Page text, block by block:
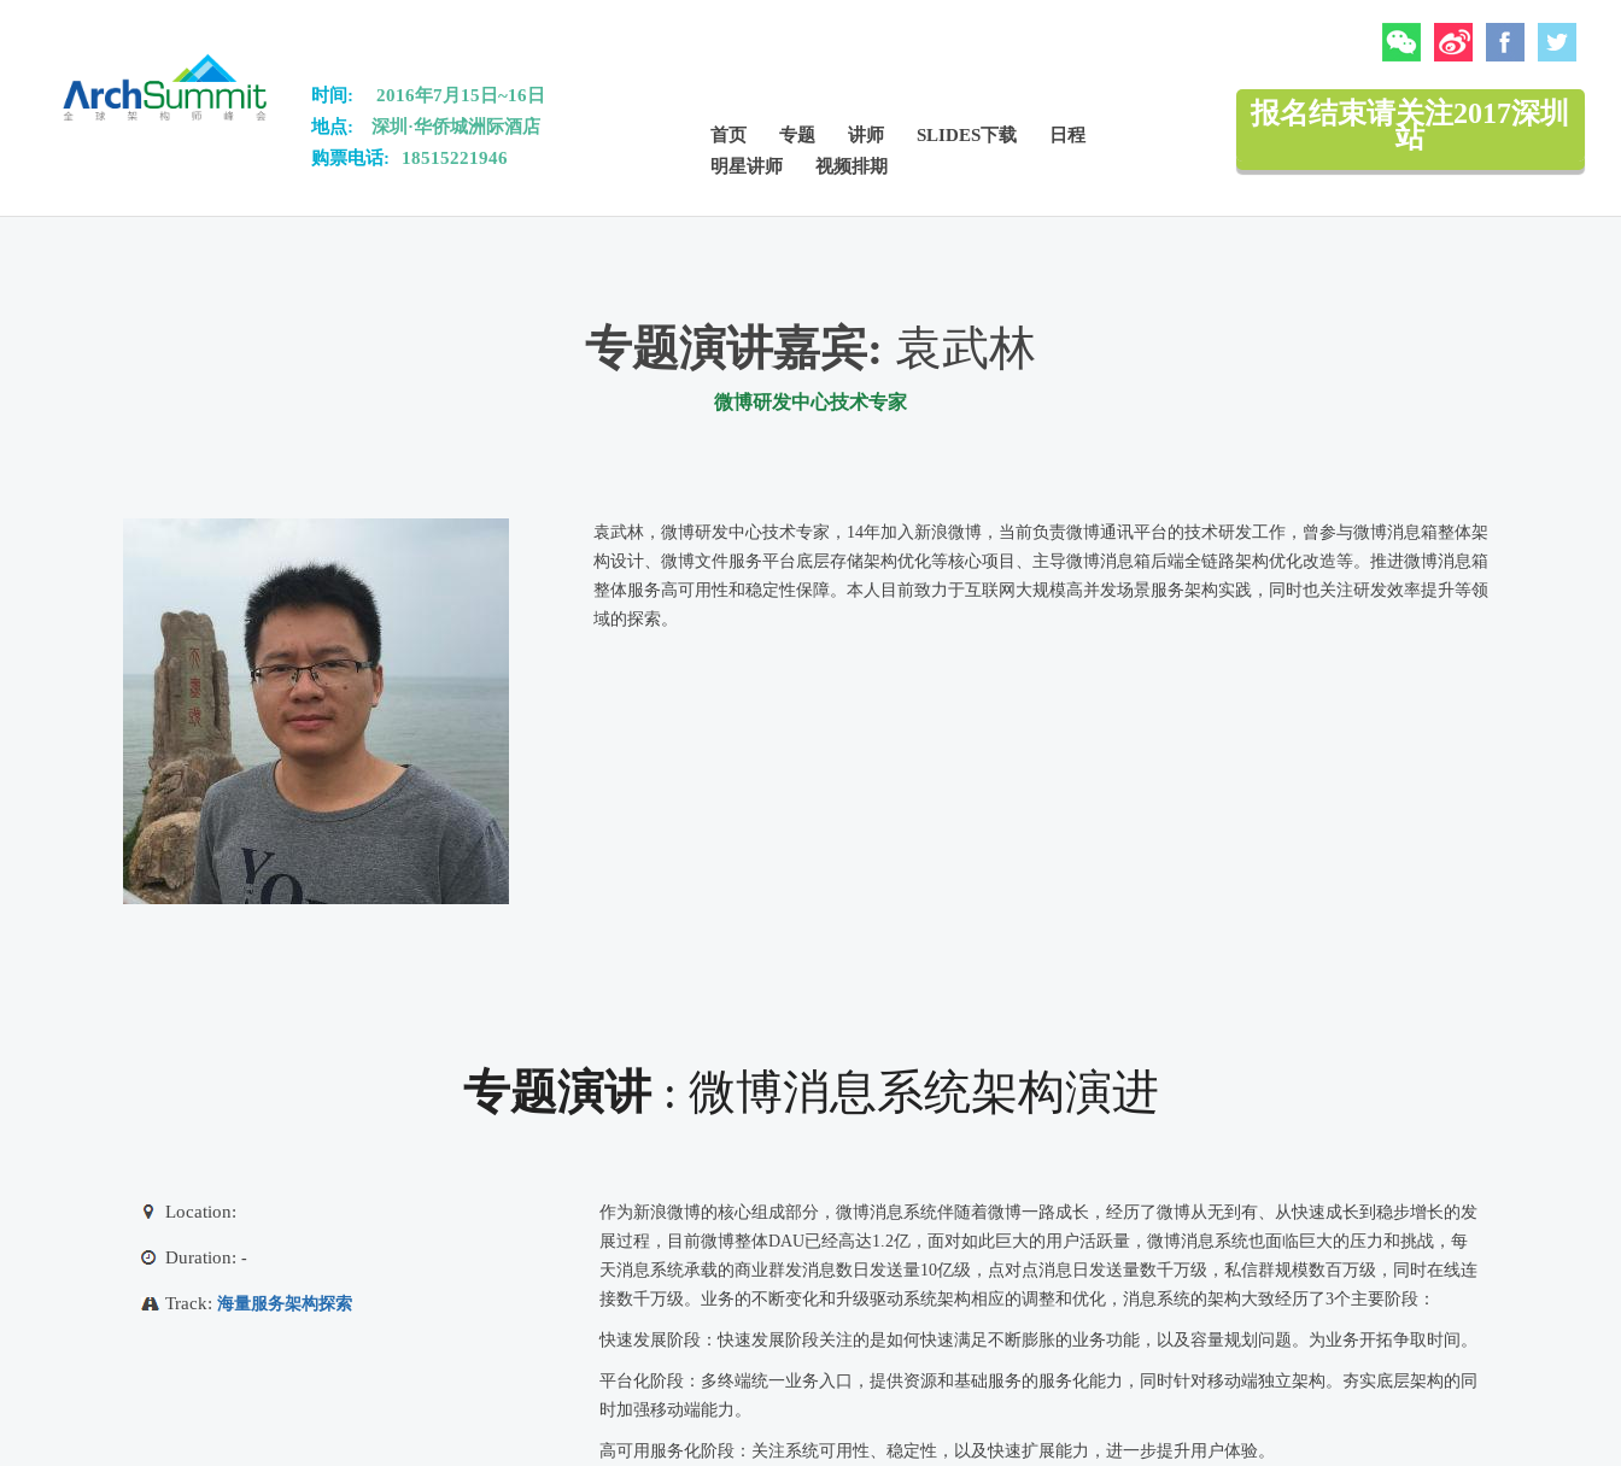
时间:
2016年7月15日~16日
地点:
深圳·华侨城洲际酒店
购票电话:
18515221946
微信 微博 Facebook
首页 专题 讲师 SLIDES下载
日程
明星讲师
视频排期
报名结束请关注2017深圳
站
专题演讲嘉宾: 袁武林
微博研发中心技术专家
袁武林，微博研发中心技术专家，14年加入新浪微博，当前负责微博通讯平台的技术研发工作，曾参与微博消息箱整体架
构设计、微博文件服务平台底层存储架构优化等核心项目、主导微博消息箱后端全链路架构优化改造等。推进微博消息箱
整体服务高可用性和稳定性保障。本人目前致力于互联网大规模高并发场景服务架构实践，同时也关注研发效率提升等领
域的探索。
专题演讲 : 微博消息系统架构演进
Location:
Duration: -
Track: 海量服务架构探索
作为新浪微博的核心组成部分，微博消息系统伴随着微博一路成长，经历了微博从无到有、从快速成长到稳步增长的发
展过程，目前微博整体DAU已经高达1.2亿，面对如此巨大的用户活跃量，微博消息系统也面临巨大的压力和挑战，每
天消息系统承载的商业群发消息数日发送量10亿级，点对点消息日发送量数千万级，私信群规模数百万级，同时在线连
接数千万级。业务的不断变化和升级驱动系统架构相应的调整和优化，消息系统的架构大致经历了3个主要阶段：
快速发展阶段：快速发展阶段关注的是如何快速满足不断膨胀的业务功能，以及容量规划问题。为业务开拓争取时间。
平台化阶段：多终端统一业务入口，提供资源和基础服务的服务化能力，同时针对移动端独立架构。夯实底层架构的同
时加强移动端能力。
高可用服务化阶段：关注系统可用性、稳定性，以及快速扩展能力，进一步提升用户体验。